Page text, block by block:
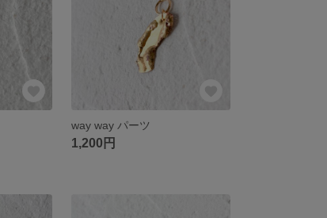
way way パーツ
1,200円